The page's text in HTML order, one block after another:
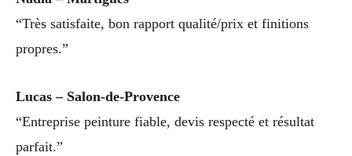
“Très satisfaite, bon rapport qualité/prix et finitions
propres.”
Lucas – Salon-de-Provence
“Entreprise peinture fiable, devis respecté et résultat
parfait.”